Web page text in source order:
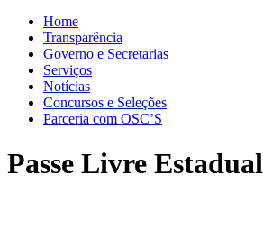
Home
Transparência
Governo e Secretarias
Serviços
Notícias
Concursos e Seleções
Parceria com OSC’S
Passe Livre Estadual